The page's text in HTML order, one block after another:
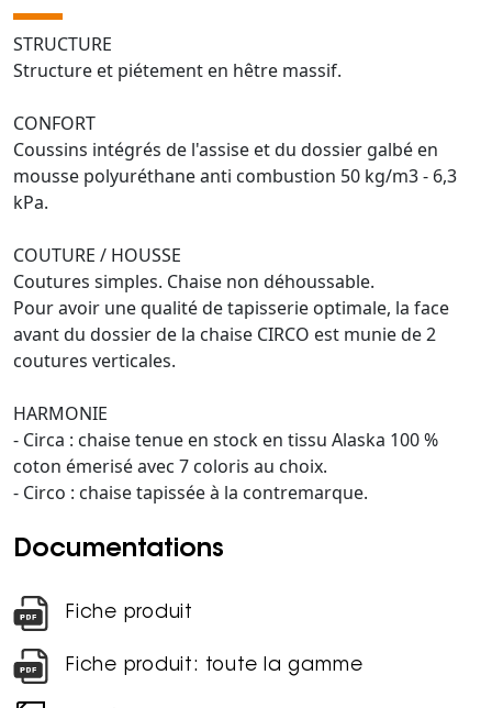
STRUCTURE
Structure et piétement en hêtre massif.
CONFORT
Coussins intégrés de l'assise et du dossier galbé en
mousse polyuréthane anti combustion 50 kg/m3 - 6,3
kPa.
COUTURE / HOUSSE
Coutures simples. Chaise non déhoussable.
Pour avoir une qualité de tapisserie optimale, la face
avant du dossier de la chaise CIRCO est munie de 2
coutures verticales.
HARMONIE
- Circa : chaise tenue en stock en tissu Alaska 100 %
coton émerisé avec 7 coloris au choix.
- Circo : chaise tapissée à la contremarque.
Documentations
Fiche produit
Fiche produit: toute la gamme